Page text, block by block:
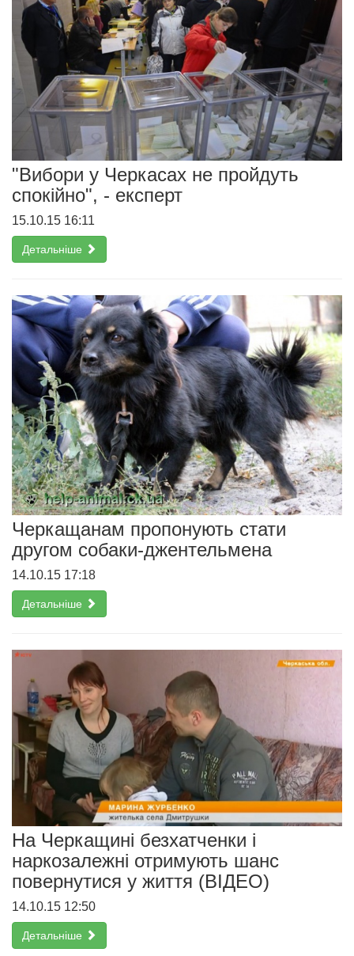
"Вибори у Черкасах не пройдуть
спокійно", - експерт
15.10.15 16:11
Детальніше
Черкащанам пропонують стати
другом собаки-джентельмена
14.10.15 17:18
Детальніше
На Черкащині безхатченки і
наркозалежні отримують шанс
повернутися у життя (ВІДЕО)
14.10.15 12:50
Детальніше